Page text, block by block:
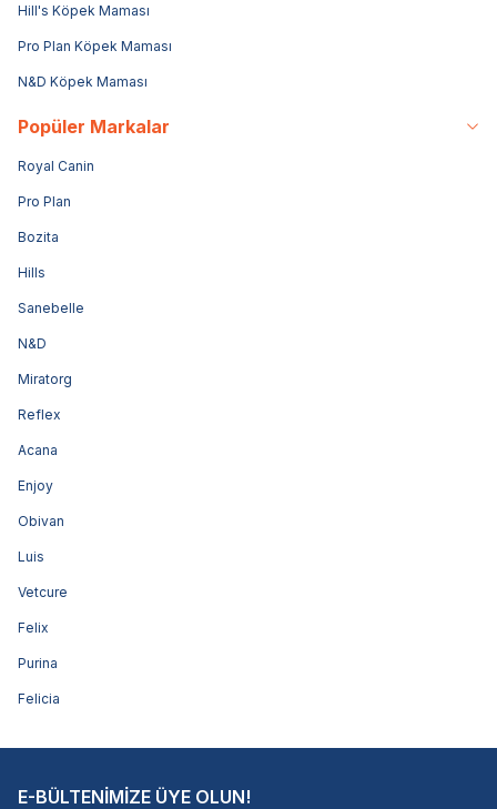
Hill's Köpek Maması
Pro Plan Köpek Maması
N&D Köpek Maması
Popüler Markalar
Royal Canin
Pro Plan
Bozita
Hills
Sanebelle
N&D
Miratorg
Reflex
Acana
Enjoy
Obivan
Luis
Vetcure
Felix
Purina
Felicia
E-BÜLTENİMİZE ÜYE OLUN!